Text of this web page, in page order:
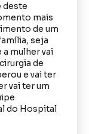
deste
mais
de um
seja
a mulher vai
de
e vai ter
vai ter um
do Hospital